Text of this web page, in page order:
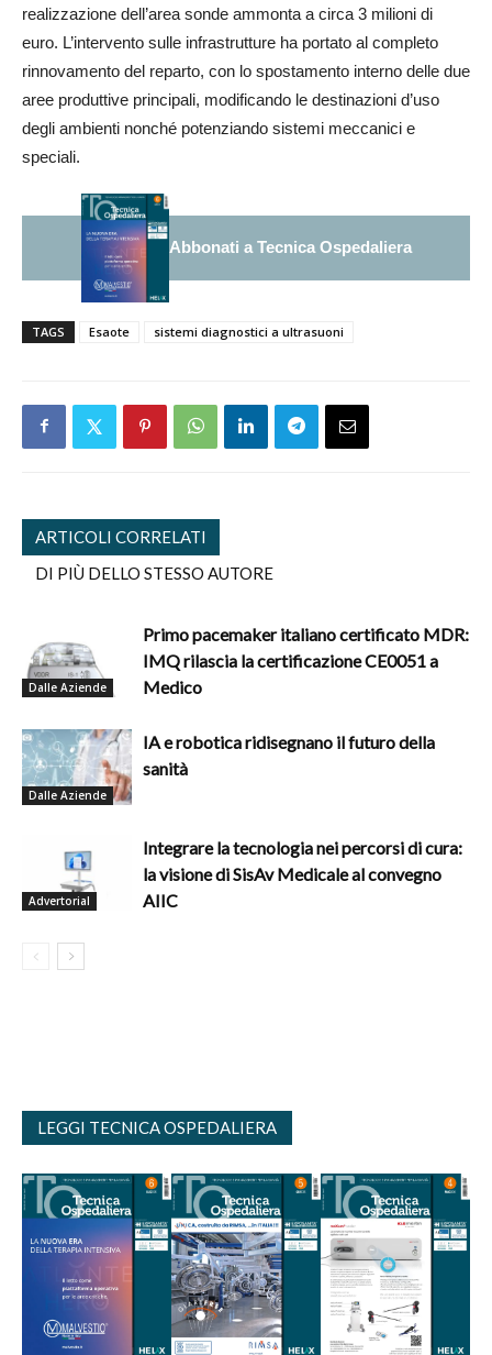
realizzazione dell’area sonde ammonta a circa 3 milioni di
euro. L’intervento sulle infrastrutture ha portato al completo
rinnovamento del reparto, con lo spostamento interno delle due
aree produttive principali, modificando le destinazioni d’uso
degli ambienti nonché potenziando sistemi meccanici e
speciali.
Abbonati a Tecnica Ospedaliera
TAGS Esaote sistemi diagnostici a ultrasuoni
ARTICOLI CORRELATI
DI PIÙ DELLO STESSO AUTORE
Dalle Aziende
Primo pacemaker italiano certificato MDR:
IMQ rilascia la certificazione CE0051 a
Medico
Dalle Aziende
IA e robotica ridisegnano il futuro della
sanità
Advertorial
Integrare la tecnologia nei percorsi di cura:
la visione di SisAv Medicale al convegno
AIIC
LEGGI TECNICA OSPEDALIERA